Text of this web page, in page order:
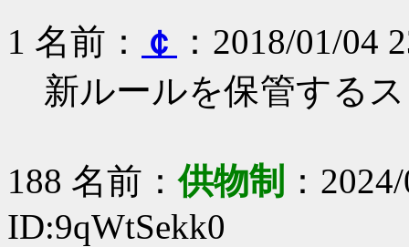
1 名前： ￠
：2018/01/04
新ルールを保管する
188 名前：供物制
：
ID:9qWtSekk0